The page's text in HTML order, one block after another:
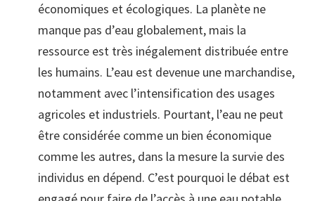
économiques et écologiques. La planète ne
manque pas d’eau globalement, mais la
ressource est très inégalement distribuée entre
les humains. L’eau est devenue une marchandise,
notamment avec l’intensification des usages
agricoles et industriels. Pourtant, l’eau ne peut
être considérée comme un bien économique
comme les autres, dans la mesure la survie des
individus en dépend. C’est pourquoi le débat est